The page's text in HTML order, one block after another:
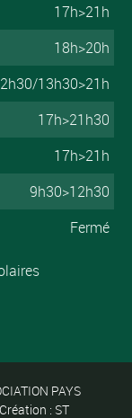
17h>21h
18h>20h
13h30>21h
17h>21h30
17h>21h
9h30>12h30
Fermé
PAYS
: ST